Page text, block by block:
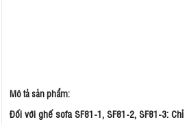
Mô tả sản phẩm:
Đối với ghế sofa SF81-1, SF81-2, SF81-3: